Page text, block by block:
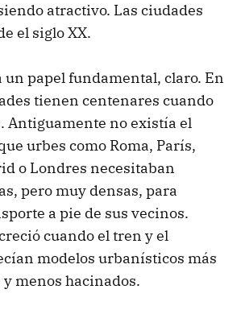
atractivo. Las ciudades
el siglo XX.
un papel fundamental, claro. En
tienen centenares cuando
Antiguamente no existía el
urbes como Roma, París,
o Londres necesitaban
pero muy densas, para
a pie de sus vecinos.
cuando el tren y el
modelos urbanísticos más
menos hacinados.